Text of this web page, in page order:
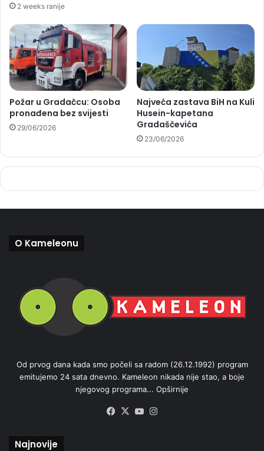
2 weeks ranije
Požar u Gradačcu: Osoba
pronađena bez svijesti
29/06/2026
Najveća zastava BiH na Kuli
Husein-kapetana
Gradaščevića
23/06/2026
O Kameleonu
Od prvog dana kada smo počeli sa radom (26.12.1992) program
emitujemo 24 sata dnevno. Kameleon nikada nije stao, a boje
njegovog programa... Opširnije
Facebook
X YouTube
Najnovije